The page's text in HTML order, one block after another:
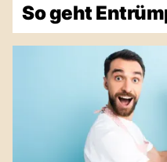
So geht